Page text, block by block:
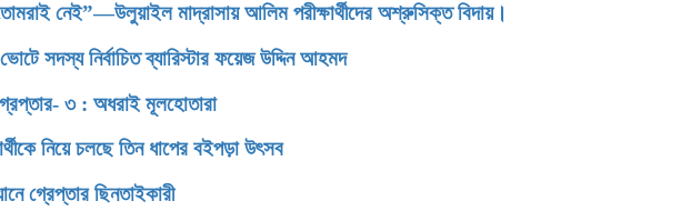
নেই”—উলুয়াইল মাদ্রাসায় আলিম পরীক্ষার্থীদের অশ্রুসিক্ত বিদায়।
ভোটে সদস্য নির্বাচিত ব্যারিস্টার ফয়েজ উদ্দিন আহমদ
৩ : অধরাই মূলহোতারা
নিয়ে চলছে তিন ধাপের বইপড়া উৎসব
গ্রেপ্তার ছিনতাইকারী